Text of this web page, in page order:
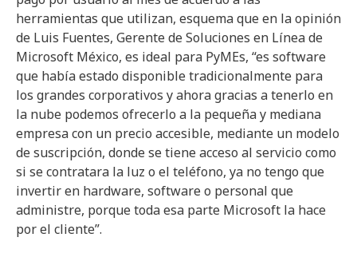
herramientas que utilizan, esquema que en la opinión
de Luis Fuentes, Gerente de Soluciones en Línea de
Microsoft México, es ideal para PyMEs, “es software
que había estado disponible tradicionalmente para
los grandes corporativos y ahora gracias a tenerlo en
la nube podemos ofrecerlo a la pequeña y mediana
empresa con un precio accesible, mediante un modelo
de suscripción, donde se tiene acceso al servicio como
si se contratara la luz o el teléfono, ya no tengo que
invertir en hardware, software o personal que
administre, porque toda esa parte Microsoft la hace
por el cliente”.